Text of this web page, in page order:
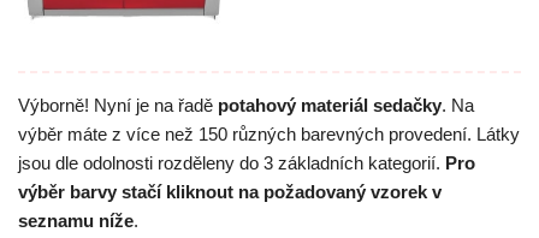
Výborně! Nyní je na řadě potahový materiál sedačky. Na
výběr máte z více než 150 různých barevných provedení. Látky
jsou dle odolnosti rozděleny do 3 základních kategorií. Pro
výběr barvy stačí kliknout na požadovaný vzorek v
seznamu níže.